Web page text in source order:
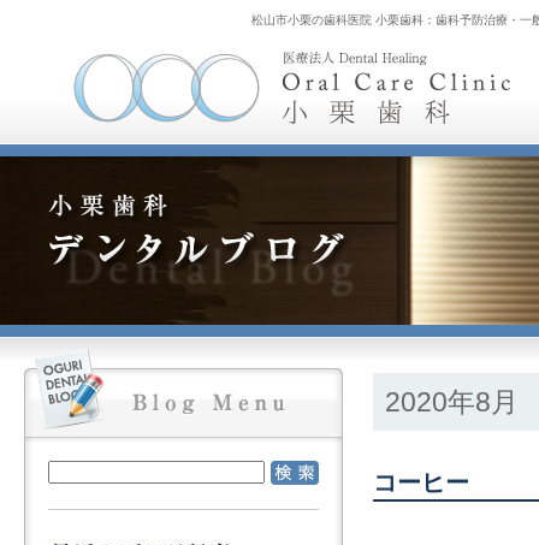
松山市小栗の歯科医院 小栗歯科：歯科予防治療・
2020年8月
コーヒー